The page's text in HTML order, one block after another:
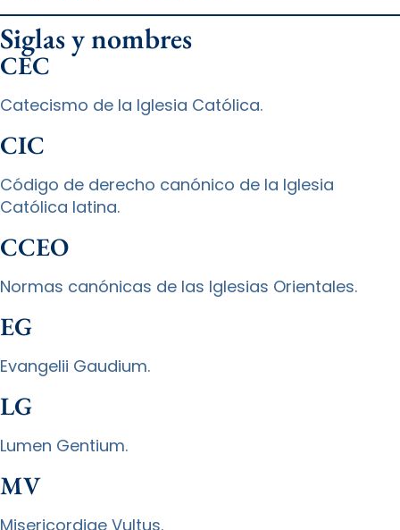
Siglas y nombres
CEC
Catecismo de la Iglesia Católica.
CIC
Código de derecho canónico de la Iglesia
Católica latina.
CCEO
Normas canónicas de las Iglesias Orientales.
EG
Evangelii Gaudium.
LG
Lumen Gentium.
MV
Misericordiae Vultus.